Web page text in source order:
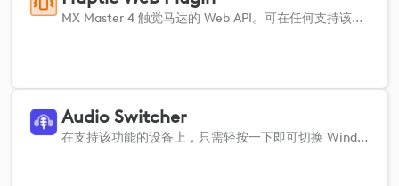
MX Master 4 触觉马达的 Web API。可在任何支持该功能的网站上获取鼠标反馈。 Haptic Web 插件使 Web 开发者能够从任何网站或 Web 应用触发 MX Master 4 的触觉反馈。 - 支持 REST API 和 WebSocket，便于集成 - 支持 HTTPS，需配备有效的 localhost SSL 证书 - 无需任何设置 该插件在后台运行，除非被 Web 应用触发，否则不会主动执行任何操作。
Audio Switcher
在支持该功能的设备上，只需轻按一下即可切换 Windows 的音频输出和输入设备。